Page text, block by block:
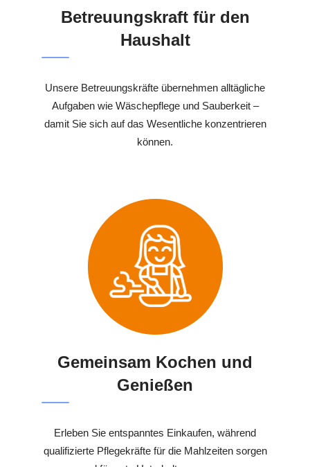
Betreuungskraft für den
Haushalt
Unsere Betreuungskräfte übernehmen alltägliche
Aufgaben wie Wäschepflege und Sauberkeit –
damit Sie sich auf das Wesentliche konzentrieren
können.
Gemeinsam Kochen und
Genießen
Erleben Sie entspanntes Einkaufen, während
qualifizierte Pflegekräfte für die Mahlzeiten sorgen